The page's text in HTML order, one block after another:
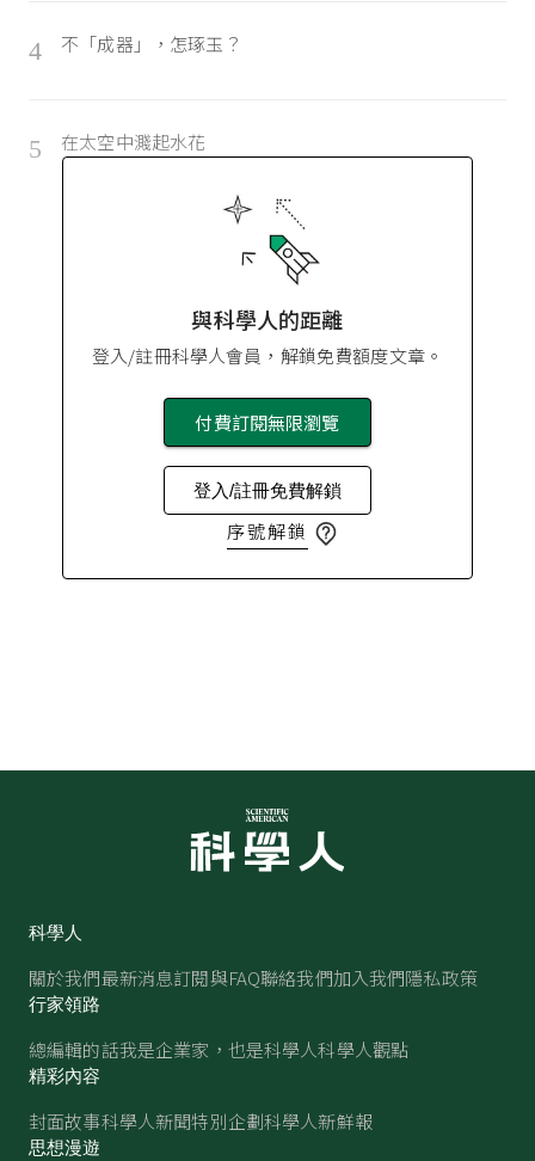
4 不「成器」，怎琢玉？
5 在太空中濺起水花
與科學人的距離
登入/註冊科學人會員，解鎖免費額度文章。
付費訂閱無限瀏覽
登入/註冊免費解鎖
序號解鎖
科學人
關於我們最新消息訂閱與FAQ聯絡我們加入我們隱私政策
行家領路
總編輯的話我是企業家，也是科學人科學人觀點
精彩內容
封面故事科學人新聞特別企劃科學人新鮮報
思想漫遊